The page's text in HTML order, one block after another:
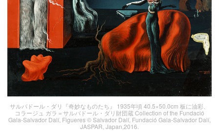
サルバドール・ダリ『奇妙なものたち』 1935年頃 40.5×50.0cm 板に油彩、
コラージュ ガラ＝サルバドール・ダリ財団蔵 Collection of the Fundació
Gala-Salvador Dalí, Figueres © Salvador Dalí, Fundació Gala-Salvador Dalí,
JASPAR, Japan,2016.